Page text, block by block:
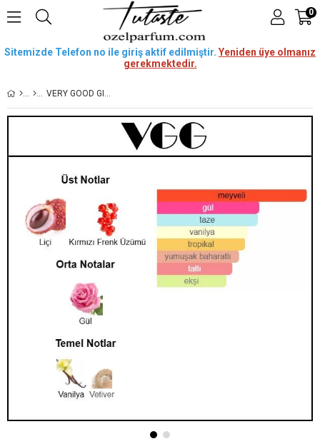
0
Sitemizde Telefon no ile giriş aktif edilmiştir. Yeniden üye olmanız
gerekmektedir.
VERY GOOD GIRL [VGG] 50 ML